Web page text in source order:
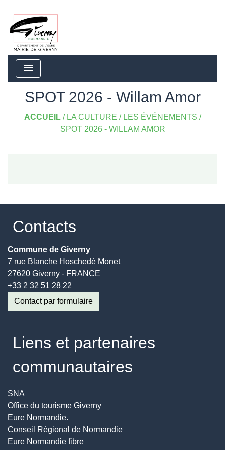
menu
SPOT 2026 - Willam Amor
ACCUEIL/ LA CULTURE / LES ÉVÉNEMENTS /
SPOT 2026 - WILLAM AMOR
Contacts
Commune de Giverny
7 rue Blanche Hoschedé Monet
27620 Giverny - FRANCE
+33 2 32 51 28 22
Contact par formulaire
Liens et partenaires
communautaires
SNA
Office du tourisme Giverny
Eure Normandie.
Conseil Régional de Normandie
Eure Normandie fibre